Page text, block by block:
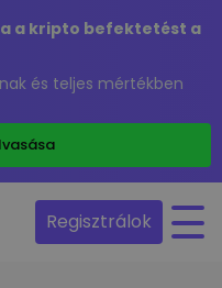
a kripto befektetést a
és teljes mértékben
Regisztrálok